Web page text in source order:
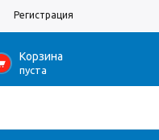
Регистрация
0 Корзина
пуста